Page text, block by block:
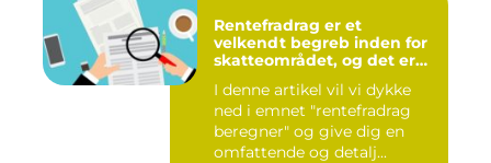
Rentefradrag er et
velkendt begreb inden for
skatteområdet, og det er
borgere er interesserede i
at få en bedre forståelse for
I denne artikel vil vi dykke
ned i emnet "rentefradrag
beregner" og give dig en
omfattende og detalj...